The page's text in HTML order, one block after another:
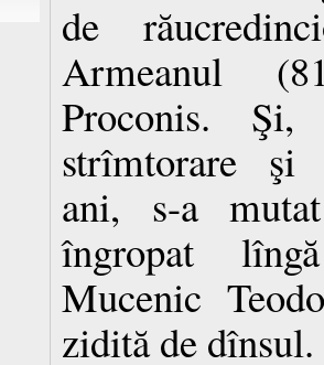
de
Armeanul
Proconis.
strîmtorare şi
ani, s-a
îngropat
Mucenic
zidită de dînsul.